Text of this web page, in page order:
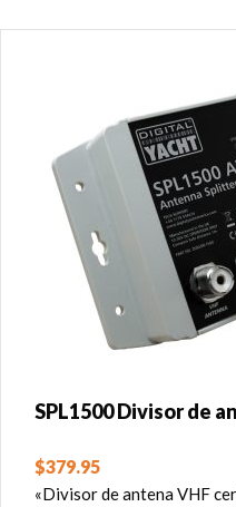
SPL1500 Divisor de
$379.95
«Divisor de antena VHF